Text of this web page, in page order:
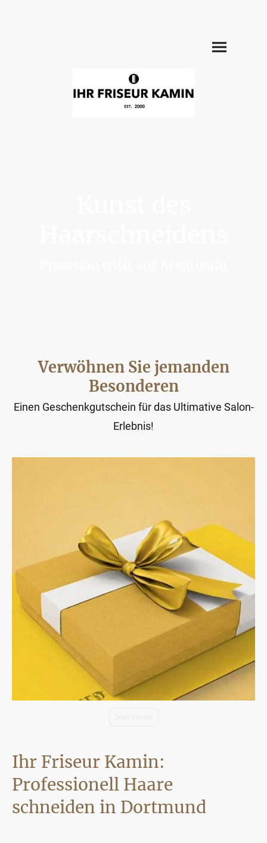
Verwöhnen Sie jemanden
Besonderen
Einen Geschenkgutschein für das Ultimative Salon-
Erlebnis!
Ihr Friseur Kamin:
Professionell Haare
schneiden in Dortmund